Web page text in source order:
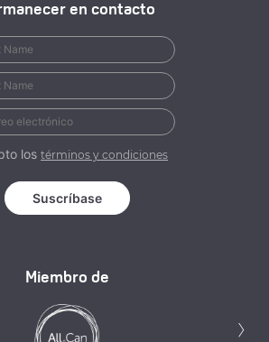
Miembro de
›
en contacto
los términos y condiciones